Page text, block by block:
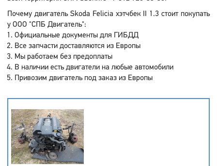
Почему двигатель Skoda Felicia хэтчбек II 1.3 стоит покупать
у ООО "СПБ Двигатель":
Официальные документы для ГИБДД
Все запчасти доставляются из Европы
Мы работаем без предоплаты
В наличии есть двигатели на любые автомобили
Привозим двигатель под заказ из Европы